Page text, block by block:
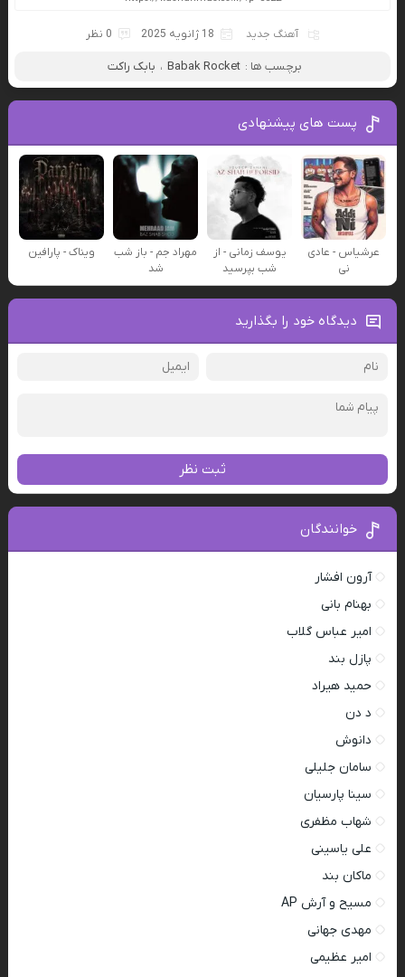
آهنگ جدید 18 ژانویه 2025 0 نظر
برچسب ها : Babak Rocket ، بابک راکت
پست های پیشنهادی
عرشیاس - عادی
نی
یوسف زمانی - از
شب بپرسید
مهراد جم - باز شب
شد
ویناک - پارافین
دیدگاه خود را بگذارید
ثبت نظر
خوانندگان
آرون افشار
بهنام بانی
امیر عباس گلاب
پازل بند
حمید هیراد
د دن
دانوش
سامان جلیلی
سینا پارسیان
شهاب مظفری
علی یاسینی
ماکان بند
مسیح و آرش AP
مهدی جهانی
امیر عظیمی